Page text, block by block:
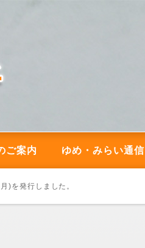
ご案内 ゆめ・みらい通信
)を発行しました。